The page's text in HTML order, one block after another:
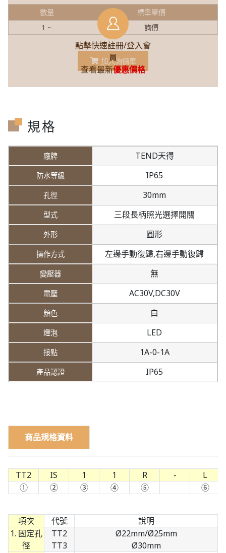
點擊快速註冊/登入會
員
查看最新優惠價格
數量
標準單價
1 ~
詢價
加入詢價車
規格
TEND天得
IP65
30mm
三段長柄照光選擇開關
圓形
左邊手動復歸,右邊手動復歸
無
AC30V,DC30V
白
LED
1A-0-1A
IP65
商品規格資料
TT2 IS 1 1 R -
L
①
② ③ ④ ⑤ ⑥
項次 代號
說明
1. 固定孔
徑
TT2
TT3
Ø22mm/Ø25mm
Ø30mm